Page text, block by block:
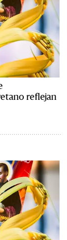
reflejan